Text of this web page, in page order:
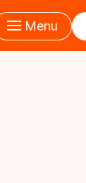
Menu